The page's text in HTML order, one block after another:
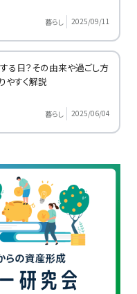
暮らし 2025/09/11
する日？その由来や過ごし方
やすく解説
暮らし 2025/06/04